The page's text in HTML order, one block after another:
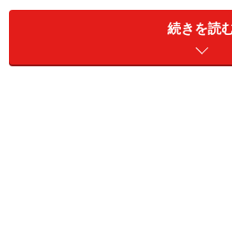
率的に理解できるように、特に
続きを読